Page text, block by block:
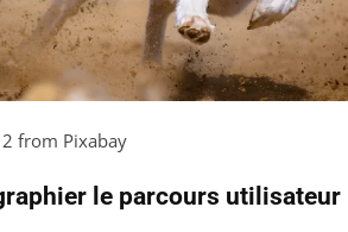
from Pixabay
le parcours utilisateur